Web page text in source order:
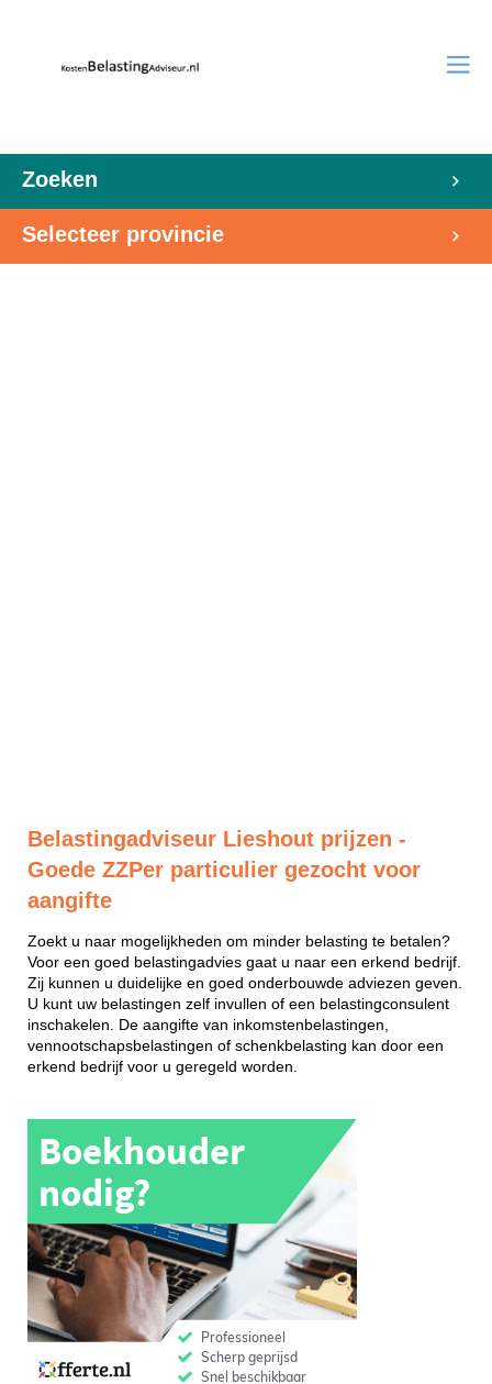
Zoeken
Selecteer provincie
Belastingadviseur Lieshout prijzen -
Goede ZZPer particulier gezocht voor
aangifte
Zoekt u naar mogelijkheden om minder belasting te betalen?
Voor een goed belastingadvies gaat u naar een erkend bedrijf.
Zij kunnen u duidelijke en goed onderbouwde adviezen geven.
U kunt uw belastingen zelf invullen of een belastingconsulent
inschakelen. De aangifte van inkomstenbelastingen,
vennootschapsbelastingen of schenkbelasting kan door een
erkend bedrijf voor u geregeld worden.